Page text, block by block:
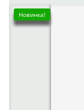
Новинка!